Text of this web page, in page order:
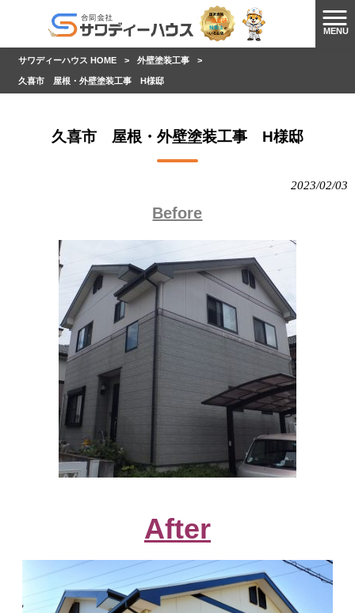
MENU
サワディーハウス HOME > 外壁塗装工事 >
久喜市 屋根・外壁塗装工事 H様邸
久喜市 屋根・外壁塗装工事 H様邸
2023/02/03
Before
After